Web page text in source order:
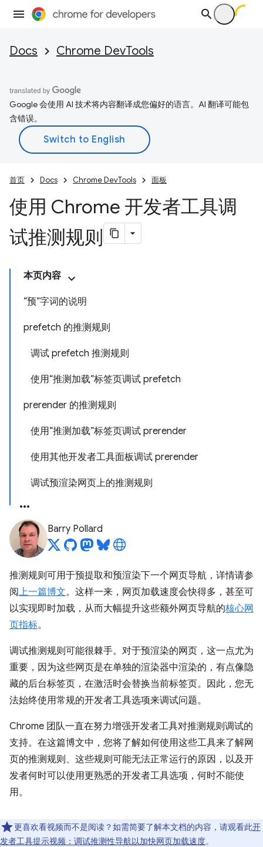
Docs Chrome DevTools
Google 会使用 AI 技术将内容翻译成您偏好的语言。AI 翻译可能包
含错误。
首页 Docs Chrome DevTools 面板
使用 Chrome 开发者工具调
试推测规则
本页内容
“预”字词的说明
prefetch 的推测规则
调试 prefetch 推测规则
使用“推测加载”标签页调试 prefetch
prerender 的推测规则
使用“推测加载”标签页调试 prerender
使用其他开发者工具面板调试 prerender
调试预渲染网页上的推测规则
Barry Pollard
推测规则可用于预提取和预渲染下一个网页导航，详情请参
阅上一篇博文。这样一来，网页加载速度会快得多，甚至可
以实现即时加载，从而大幅提升这些额外网页导航的核心网
页指标。
调试推测规则可能很棘手。对于预渲染的网页，这一点尤为
重要，因为这些网页是在单独的渲染器中渲染的，有点像隐
藏的后台标签页，在激活时会替换当前标签页。因此，您无
法始终使用常规的开发者工具选项来调试问题。
Chrome 团队一直在努力增强开发者工具对推测规则调试的
支持。在这篇博文中，您将了解如何使用这些工具来了解网
页的推测规则、这些规则可能无法正常运行的原因，以及开
发者何时可以使用更熟悉的开发者工具选项，何时不能使
用。
更喜欢看视频而不是阅读？如需简要了解本文档的内容，请观看此开
发者工具提示视频：调试推测性导航以加快网页加载速度。